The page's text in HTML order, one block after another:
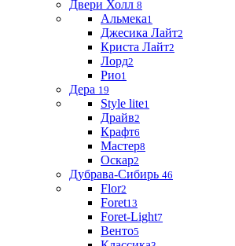
Двери Холл 8
Альмека1
Джесика Лайт2
Криста Лайт2
Лорд2
Рио1
Дера 19
Style lite1
Драйв2
Крафт6
Мастер8
Оскар2
Дубрава-Сибирь 46
Flor2
Foret13
Foret-Light7
Венто5